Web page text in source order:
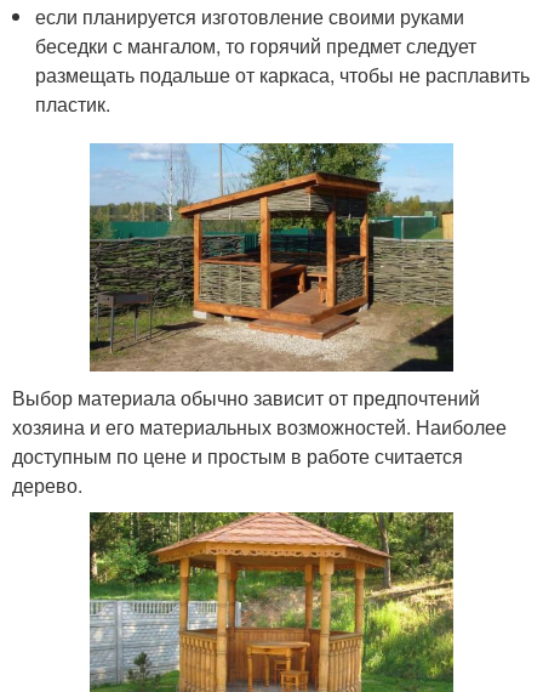
если планируется изготовление своими руками
беседки с мангалом, то горячий предмет следует
размещать подальше от каркаса, чтобы не расплавить
пластик.
Выбор материала обычно зависит от предпочтений
хозяина и его материальных возможностей. Наиболее
доступным по цене и простым в работе считается
дерево.